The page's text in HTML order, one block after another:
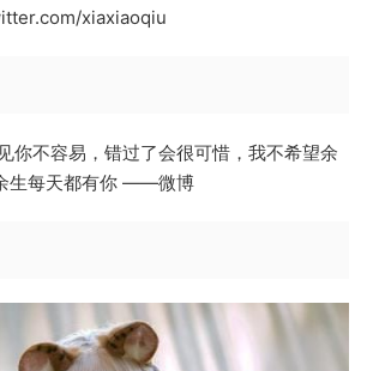
xiaxiaoqiu
你不容易，错过了会很可惜，我不希望余
生每天都有你 ——微博